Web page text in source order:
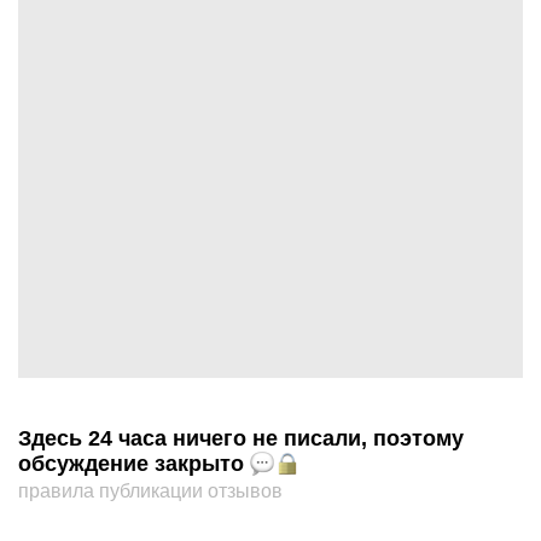
Здесь 24 часа ничего не писали, поэтому
обсуждение закрыто
правила публикации отзывов